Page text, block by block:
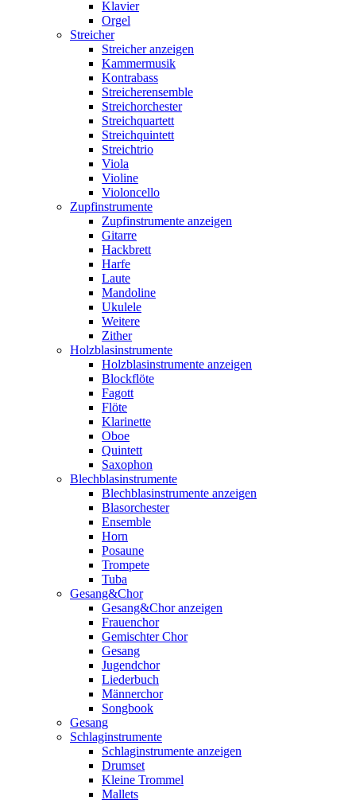
Klavier
Orgel
Streicher
Streicher anzeigen
Kammermusik
Kontrabass
Streicherensemble
Streichorchester
Streichquartett
Streichquintett
Streichtrio
Viola
Violine
Violoncello
Zupfinstrumente
Zupfinstrumente anzeigen
Gitarre
Hackbrett
Harfe
Laute
Mandoline
Ukulele
Weitere
Zither
Holzblasinstrumente
Holzblasinstrumente anzeigen
Blockflöte
Fagott
Flöte
Klarinette
Oboe
Quintett
Saxophon
Blechblasinstrumente
Blechblasinstrumente anzeigen
Blasorchester
Ensemble
Horn
Posaune
Trompete
Tuba
Gesang&Chor
Gesang&Chor anzeigen
Frauenchor
Gemischter Chor
Gesang
Jugendchor
Liederbuch
Männerchor
Songbook
Gesang
Schlaginstrumente
Schlaginstrumente anzeigen
Drumset
Kleine Trommel
Mallets